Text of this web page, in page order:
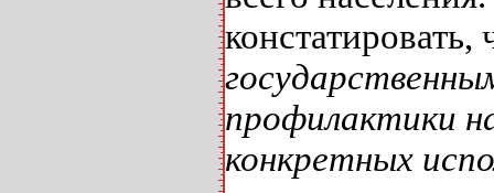
профилактики
конкретных